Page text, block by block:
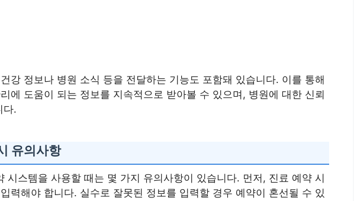
강 정보나 병원 소식 등을 전달하는 기능도 포함돼 있습니다. 이를 통해
에 도움이 되는 정보를 지속적으로 받아볼 수 있으며, 병원에 대한 신뢰
다.
유의사항
시스템을 사용할 때는 몇 가지 유의사항이 있습니다. 먼저, 진료 예약 시
력해야 합니다. 실수로 잘못된 정보를 입력할 경우 예약이 혼선될 수 있